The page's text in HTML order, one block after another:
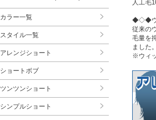
人工毛
◆◇◆ウ
従来の
毛量を
ました
※ウィ
カラー一覧
スタイル一覧
アレンジショート
ショートボブ
ツンツンショート
シンプルショート